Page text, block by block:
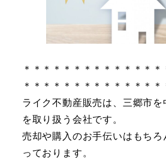
＊＊＊＊＊＊＊＊＊＊＊＊＊＊
＊＊＊＊＊＊＊＊＊＊＊＊＊＊
ライク不動産販売は、三郷市
を取り扱う会社です。
売却や購入のお手伝いはもち
っております。